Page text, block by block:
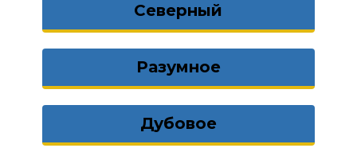
Северный
Разумное
Дубовое